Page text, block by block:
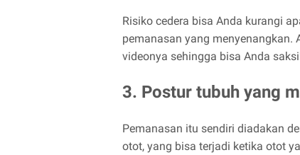
Risiko cedera bisa Anda kurangi
pemanasan yang menyenangkan.
videonya sehingga bisa Anda
3. Postur tubuh yang
Pemanasan itu sendiri diadakan
otot, yang bisa terjadi ketika otot